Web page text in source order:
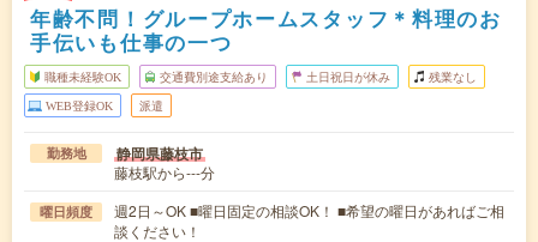
年齢不問！グループホームスタッフ＊料理のお
手伝いも仕事の一つ
職種未経験OK 交通費別途支給あり 土日祝日が休み 残業なし
WEB登録OK 派遣
勤務地 静岡県藤枝市
藤枝駅から---分
曜日頻度
週2日～OK ■曜日固定の相談OK！ ■希望の曜日があればご相
談ください！